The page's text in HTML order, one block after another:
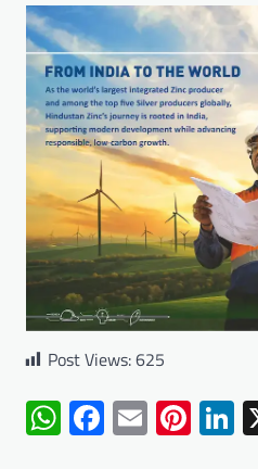
Post Views:625
WhatsApp
Facebook
Email